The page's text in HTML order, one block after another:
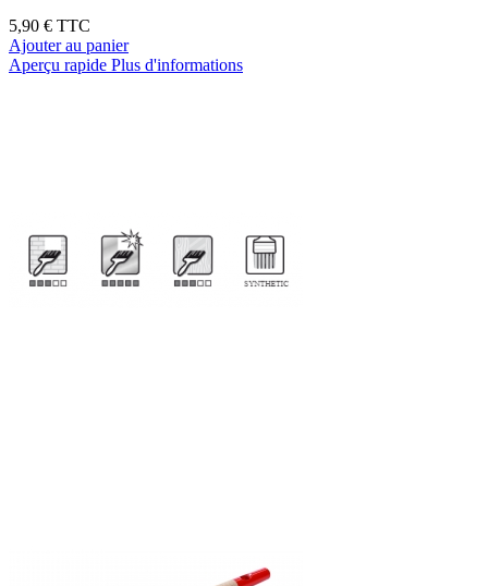
5,90 € TTC
Ajouter au panier
Aperçu rapide Plus d'informations